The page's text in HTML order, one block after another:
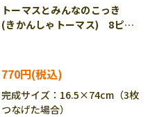
トーマスとみんなのこっき
(きかんしゃトーマス) 8ピー
770円
完成サイズ：16.5×74cm（3枚
つなげた場合）